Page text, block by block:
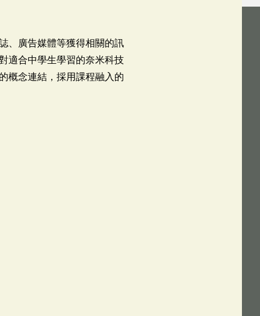
、廣告媒體等獲得相關的訊
適合中學生學習的奈米科技
概念連結，採用課程融入的